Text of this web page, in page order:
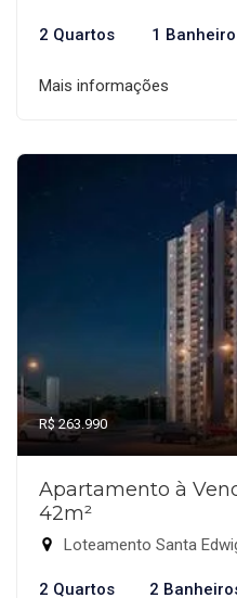
2 Quartos 1 Banheiro
Mais informações
R$ 263.990
Apartamento à
42m²
Loteamento Santa
2 Quartos 2